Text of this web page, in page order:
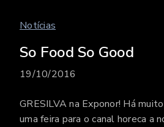
Notícias
So Food So Good
19/10/2016
GRESILVA na Exponor! Há
uma feira para o canal horeca a